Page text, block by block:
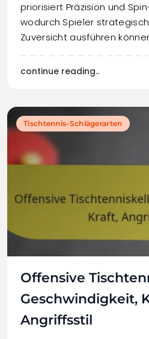
priorisiert Präzision und
wodurch Spieler
Zuversicht ausführen
continue reading..
Tischtennis-Schlägerarten
Offensive
Geschwindigkeit,
Angriffsstil